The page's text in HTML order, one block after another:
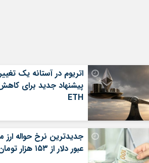
اتریوم در آستانه یک
پیشنهاد جدید برای
ETH
جدیدترین نرخ حواله ارز
عبور دلار از ۱۵۳ هزار تومان